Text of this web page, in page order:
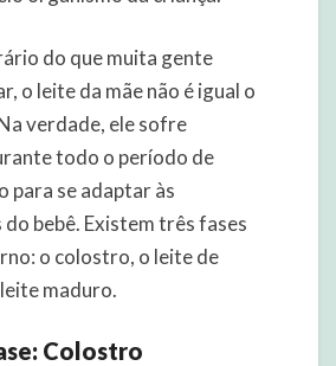
do que muita gente
o leite da mãe não é igual o
verdade, ele sofre
todo o período de
para se adaptar às
do bebê. Existem três fases
o colostro, o leite de
maduro.
Colostro